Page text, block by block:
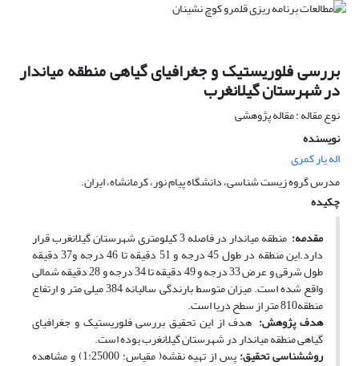
بررسی فلوریستیک و جغرافیای گیاهی منطقه میاندار
در شهرستان گیلانغرب
نوع مقاله : مقاله پژوهشی
نویسنده
اله یار کمری
مدرس گروه زیست شناسی، دانشگاه پیام نور، کرمانشاه، ایران.
چکیده
مقدمه:
منطقه میاندار در فاصله 3 کیلومتری شهرستان گیلانغرب قرار
دارد.این منطقه در طول 45 درجه و 51 دقیقه تا 46 درجه و37 دقیقه
طول شرقی و عرض 33 درجه و 49 دقیقه تا 34 درجه و 28 دقیقه شمالی
واقع شده است. میزان متوسط بارندگی سالیانه 384 میلی متر و ارتفاع
منطقه810 متر از سطح دریا است.
هدف پژوهش: هدف از این تحقیق بررسی فلوریستیک و جغرافیای
گیاهی منطقه میاندار در شهرستان گیلانغرب بوده است.
روش­شناسی تحقیق: پس از تهیه نقشه( مقیاس: 1:25000) و مشاهده